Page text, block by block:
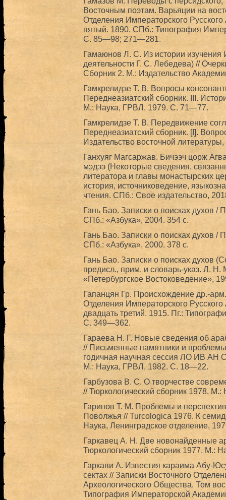
Восточным поэтам. Варьяции на
Отделения Императорского
пятый. 1890. СПб.: Типография
С. 85—98; 271—281.
Гамаюнов Л. С. Из истории изучения
деятельности Г. С. Лебедева) //
Сборник 2. М.: Издательство
Гамкрелидзе Т. В. Вопросы
Переднеазиатский сборник. III.
М.: Наука, ГРВЛ, 1979. С. 71—77.
Гамкрелидзе Т. В. Передвижение
Переднеазиатский сборник. [I].
Издательство восточной
Ганхуяг Магсаржав. Бичээч цорж
мэдээ (Некоторые сведения,
литератора и главы монастырских
история, источниковедение,
чтения. СПб.: Свое издательство,
Гань Бао. Записки о поисках духов /
СПб.: «Азбука», 2004. 354 с.
Гань Бао. Записки о поисках духов /
СПб.: «Азбука», 2000. 378 с.
Гань Бао. Записки о поисках духов
предисл., прим. и словарь-указ. Л.
«Петербургское Востоковедение»,
Гапанцян Гр. Происхождение др.-
Отделения Императорского
двадцать третий. 1915. Пг.:
С. 349—362.
Гараева Н. Г. Новые сведения об
// Письменные памятники и
годичная научная сессия ЛО ИВ АН
М.: Наука, ГРВЛ, 1982. С. 18—22.
Гарбузова В. С. О творчестве
// Тюркологический сборник 1978.
Гарипов Т. М. Проблемы и
Поволжья // Turcologica 1976. К
Наука, Ленинградское отделение,
Гаркавец А. Н. Две новонайденные
Тюркологический сборник 1977. М.:
Гаркави А. Известия караима Абу-
сектах // Записки Восточного
Археологического Общества. Том
Типография Императорской